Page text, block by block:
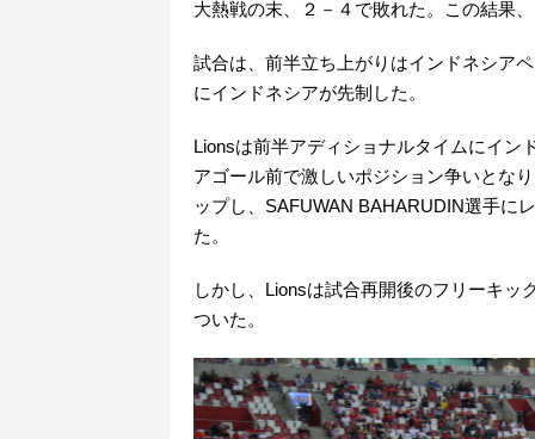
大熱戦の末、２－４で敗れた。この結果
試合は、前半立ち上がりはインドネシア
にインドネシアが先制した。
Lionsは前半アディショナルタイムにイン
アゴール前で激しいポジション争いとな
ップし、SAFUWAN BAHARUDIN選手に
た。
しかし、Lionsは試合再開後のフリーキ
ついた。